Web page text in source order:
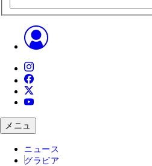
メニュ
ニュース
グラビア